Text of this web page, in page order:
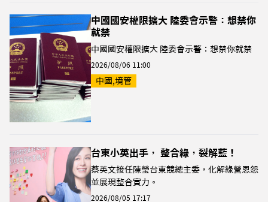
中國國安權限擴大 陸委會示警：想禁你
就禁
中國國安權限擴大 陸委會示警：想禁你就禁
2026/08/06 11:00
中國,境管
台東小英出手， 整合綠，裂解藍！
蔡英文接任陳瑩台東競總主委，化解綠營恩怨
並展現整合實力。
2026/08/05 17:17